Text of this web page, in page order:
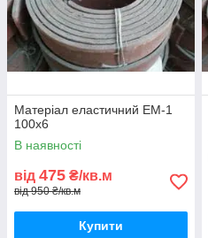
Матеріал еластичний ЕМ-1
100х6
В наявності
від 475 ₴/кв.м
від 950 ₴/кв.м
Купити